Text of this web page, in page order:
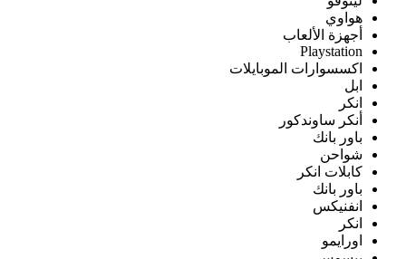
هواوي
أجهزة الألعاب
Playstation
اكسسوارات الموبايلات
ابل
انكر
أنكر ساوندكور
باور بانك
شواحن
كابلات انكر
باور بانك
انفنيكس
انكر
اورايمو